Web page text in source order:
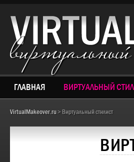
ГЛАВНАЯ ВИРТУАЛЬНЫЙ
VirtualMakeover.ru> Виртуальный стилист